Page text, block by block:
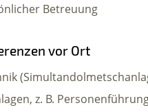
Betreuung
vor Ort
z. B.